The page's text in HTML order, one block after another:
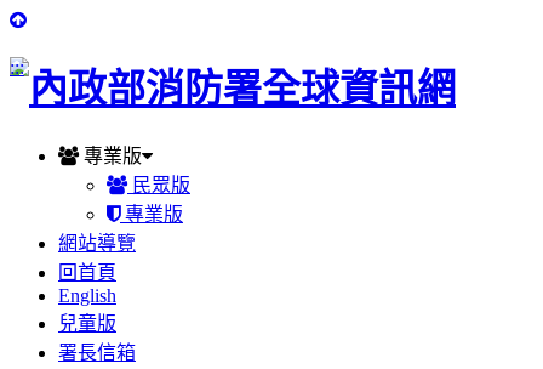
:::
專業版
民眾版
專業版
網站導覽
回首頁
English
兒童版
署長信箱